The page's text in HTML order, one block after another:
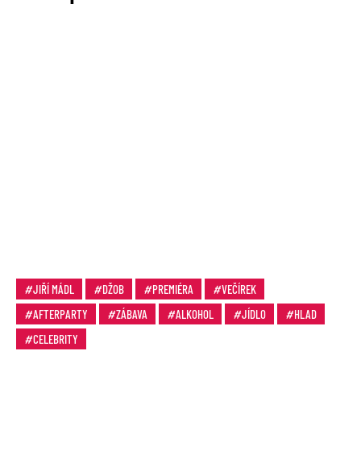
JIŘÍ MÁDL DŽOB PREMIÉRA
VEČÍREK
AFTERPARTY
ZÁBAVA ALKOHOL JÍDLO
HLAD
CELEBRITY